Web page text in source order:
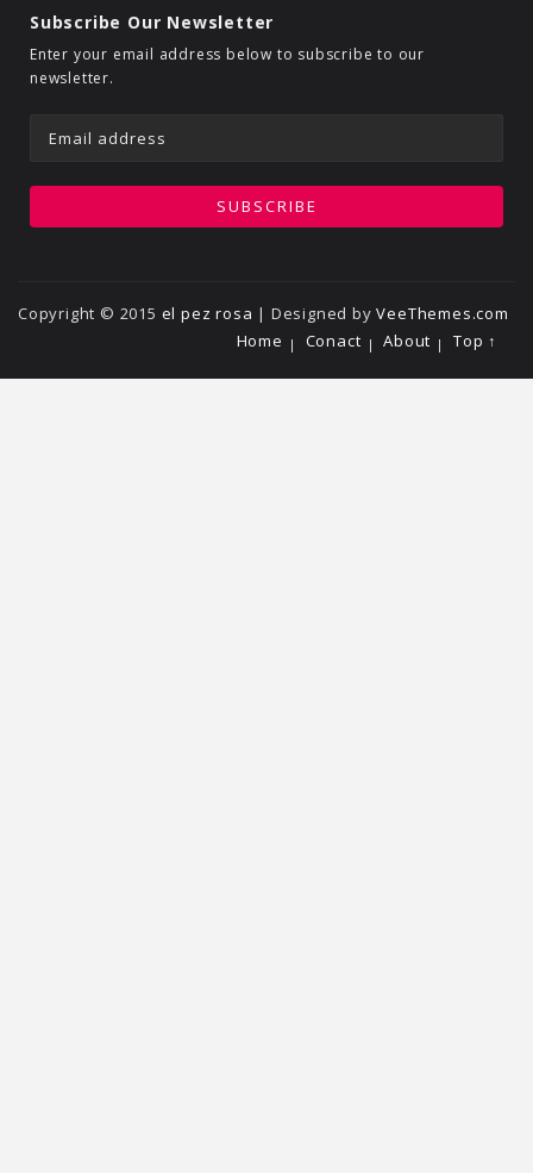
Subscribe Our Newsletter
Enter your email address below to subscribe to our
newsletter.
Copyright © 2015 el pez rosa | Designed byVeeThemes.com
Home
Conact About Top ↑